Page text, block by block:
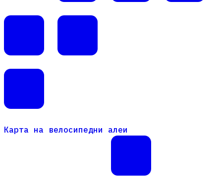
Карта на велосипедни алеи
Карта на велосипедни алеи